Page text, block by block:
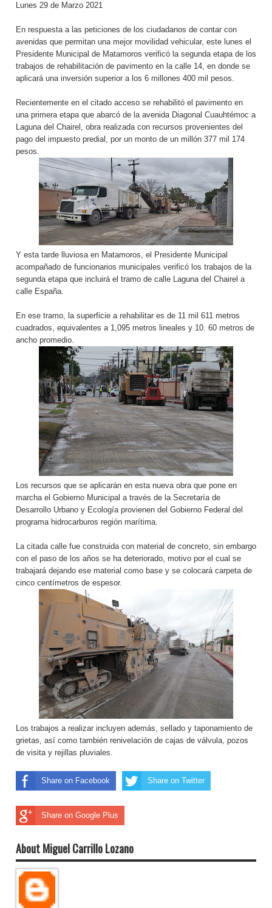
Lunes 29 de Marzo 2021
En respuesta a las peticiones de los ciudadanos de contar con
avenidas que permitan una mejor movilidad vehicular, este lunes el
Presidente Municipal de Matamoros verificó la segunda etapa de los
trabajos de rehabilitación de pavimento en la calle 14, en donde se
aplicará una inversión superior a los 6 millones 400 mil pesos.
Recientemente en el citado acceso se rehabilitó el pavimento en
una primera etapa que abarcó de la avenida Diagonal Cuauhtémoc a
Laguna del Chairel, obra realizada con recursos provenientes del
pago del impuesto predial, por un monto de un millón 377 mil 174
pesos.
Y esta tarde lluviosa en Matamoros, el Presidente Municipal
acompañado de funcionarios municipales verificó los trabajos de la
segunda etapa que incluirá el tramo de calle Laguna del Chairel a
calle España.
En ese tramo, la superficie a rehabilitar es de 11 mil 611 metros
cuadrados, equivalentes a 1,095 metros lineales y 10. 60 metros de
ancho promedio.
Los recursos que se aplicarán en esta nueva obra que pone en
marcha el Gobierno Municipal a través de la Secretaría de
Desarrollo Urbano y Ecología provienen del Gobierno Federal del
programa hidrocarburos región marítima.
La citada calle fue construida con material de concreto, sin embargo
con el paso de los años se ha deteriorado, motivo por el cual se
trabajará dejando ese material como base y se colocará carpeta de
cinco centímetros de espesor.
Los trabajos a realizar incluyen además, sellado y taponamiento de
grietas, así como también renivelación de cajas de válvula, pozos
de visita y rejillas pluviales.
Share on Facebook Share on Twitter
Share on Google Plus
About Miguel Carrillo Lozano